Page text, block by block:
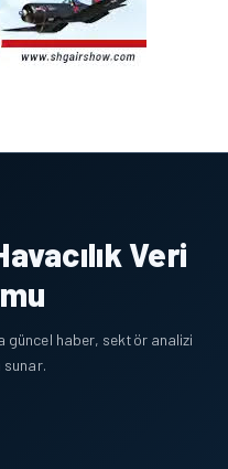
Veri
güncel haber, sektör analizi
sunar.